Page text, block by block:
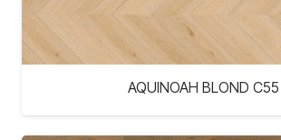
AQUINOAH BLOND C55